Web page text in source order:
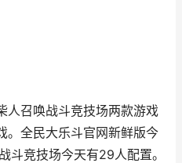
人召唤战斗竞技场两款游戏
。全民大乐斗官网新鲜版今
斗竞技场今天有29人配置。